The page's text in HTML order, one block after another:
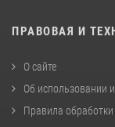
ПРАВОВАЯ И
О сайте
Об использовании
Правила